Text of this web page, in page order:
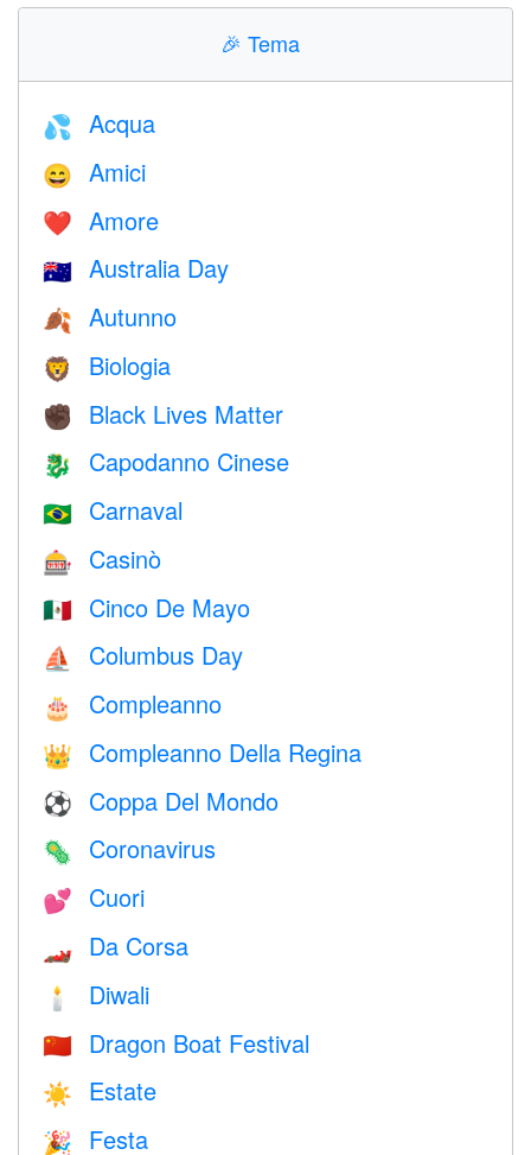
🎉 Tema
💦 Acqua
😄 Amici
❤️️ Amore
🇦🇺 Australia Day
🍂 Autunno
🦁 Biologia
✊🏿 Black Lives Matter
🐉 Capodanno Cinese
🇧🇷 Carnaval
🎰 Casinò
🇲🇽 Cinco De Mayo
⛵️ Columbus Day
🎂 Compleanno
👑 Compleanno Della Regina
⚽ Coppa Del Mondo
🦠 Coronavirus
💕 Cuori
🏎 Da Corsa
🕯 Diwali
🇨🇳 Dragon Boat Festival
☀️ Estate
🎉 Festa